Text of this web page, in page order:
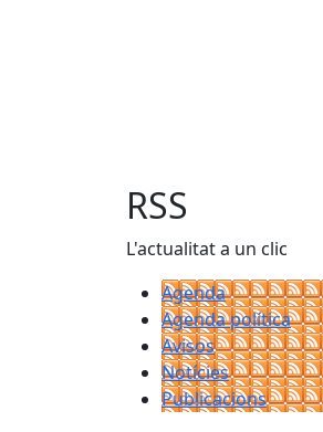
RSS
L'actualitat a un clic
Agenda
Agenda política
Avisos
Notícies
Publicacions